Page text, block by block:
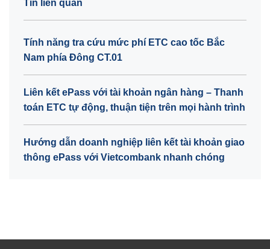
Tin liên quan
Tính năng tra cứu mức phí ETC cao tốc Bắc
Nam phía Đông CT.01
Liên kết ePass với tài khoản ngân hàng – Thanh
toán ETC tự động, thuận tiện trên mọi hành trình
Hướng dẫn doanh nghiệp liên kết tài khoản giao
thông ePass với Vietcombank nhanh chóng